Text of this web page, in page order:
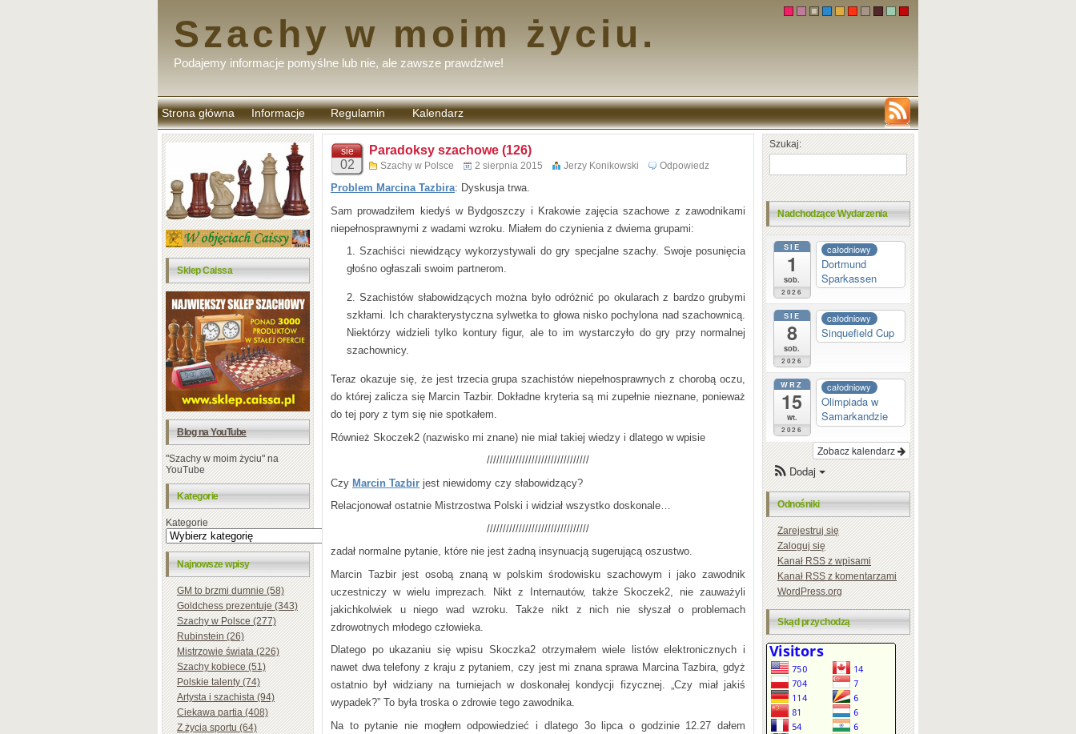
Szachy w moim życiu.
Podajemy informacje pomyślne lub nie, ale zawsze prawdziwe!
Strona główna Informacje Regulamin
komentarzy
Kalendarz
Sklep Caissa
Blog na YouTube
"Szachy w moim życiu" na
YouTube
Kategorie
Kategorie
Najnowsze wpisy
GM to brzmi dumnie (58)
Goldchess prezentuje (343)
Szachy w Polsce (277)
Rubinstein (26)
Mistrzowie świata (226)
Szachy kobiece (51)
Polskie talenty (74)
Artysta i szachista (94)
Ciekawa partia (408)
Z życia sportu (64)
sie
02
Paradoksy szachowe (126)
Szachy w Polsce 2 sierpnia 2015 Jerzy Konikowski Odpowiedz
Problem Marcina Tazbira: Dyskusja trwa.
Sam prowadziłem kiedyś w Bydgoszczy i Krakowie zajęcia szachowe z zawodnikami
niepełnosprawnymi z wadami wzroku. Miałem do czynienia z dwiema grupami:
Szachiści niewidzący wykorzystywali do gry specjalne szachy. Swoje posunięcia
głośno ogłaszali swoim partnerom.
Szachistów słabowidzących można było odróżnić po okularach z bardzo grubymi
szkłami. Ich charakterystyczna sylwetka to głowa nisko pochylona nad szachownicą.
Niektórzy widzieli tylko kontury figur, ale to im wystarczyło do gry przy normalnej
szachownicy.
Teraz okazuje się, że jest trzecia grupa szachistów niepełnosprawnych z chorobą oczu,
do której zalicza się Marcin Tazbir. Dokładne kryteria są mi zupełnie nieznane, ponieważ
do tej pory z tym się nie spotkałem.
Również Skoczek2 (nazwisko mi znane) nie miał takiej wiedzy i dlatego w wpisie
////////////////////////////////
Czy Marcin Tazbir jest niewidomy czy słabowidzący?
Relacjonował ostatnie Mistrzostwa Polski i widział wszystko doskonale…
////////////////////////////////
zadał normalne pytanie, które nie jest żadną insynuacją sugerującą oszustwo.
Marcin Tazbir jest osobą znaną w polskim środowisku szachowym i jako zawodnik
uczestniczy w wielu imprezach. Nikt z Internautów, także Skoczek2, nie zauważyli
jakichkolwiek u niego wad wzroku. Także nikt z nich nie słyszał o problemach
zdrowotnych młodego człowieka.
Dlatego po ukazaniu się wpisu Skoczka2 otrzymałem wiele listów elektronicznych i
nawet dwa telefony z kraju z pytaniem, czy jest mi znana sprawa Marcina Tazbira, gdyż
ostatnio był widziany na turniejach w doskonałej kondycji fizycznej. „Czy miał jakiś
wypadek?” To była troska o zdrowie tego zawodnika.
Na to pytanie nie mogłem odpowiedzieć i dlatego 3o lipca o godzinie 12.27 dałem
Szukaj:
Nadchodzące Wydarzenia
SIE
1
sob.
2026
całodniowy
Dortmund
Sparkassen
SIE
8
sob.
2026
całodniowy
Sinquefield Cup
WRZ
15
wt.
2026
całodniowy
Olimpiada w
Samarkandzie
Zobacz kalendarz
Dodaj
Odnośniki
Zarejestruj się
Zaloguj się
KanałRSSz wpisami
KanałRSSz komentarzami
WordPress.org
Skąd przychodzą